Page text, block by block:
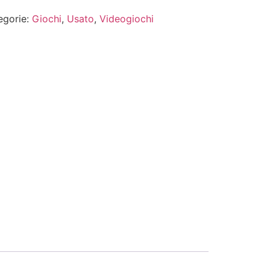
Giochi, Usato, Videogiochi